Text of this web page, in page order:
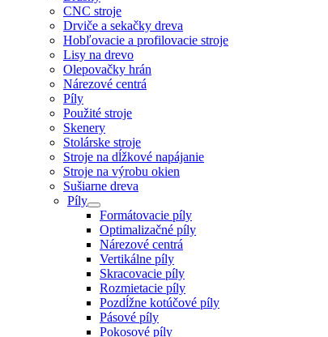
CNC stroje
Drviče a sekačky dreva
Hobľovacie a profilovacie stroje
Lisy na drevo
Olepovačky hrán
Nárezové centrá
Píly
Použité stroje
Skenery
Stolárske stroje
Stroje na dĺžkové napájanie
Stroje na výrobu okien
Sušiarne dreva
Píly
Formátovacie píly
Optimalizačné píly
Nárezové centrá
Vertikálne píly
Skracovacie píly
Rozmietacie píly
Pozdĺžne kotúčové píly
Pásové píly
Pokosové píly